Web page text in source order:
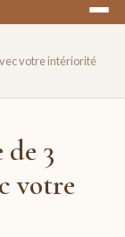
se réconcilier
votre intériorité
3
votre